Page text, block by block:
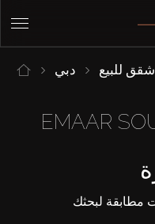
دبي شقق للبيع
مطابقة لبحثك